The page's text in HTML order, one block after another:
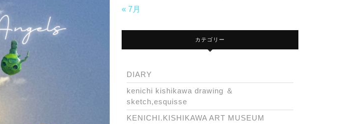
« 7月
カテゴリー
DIARY
kenichi kishikawa drawing ＆
sketch,esquisse
KENICHI.KISHIKAWA ART MUSEUM